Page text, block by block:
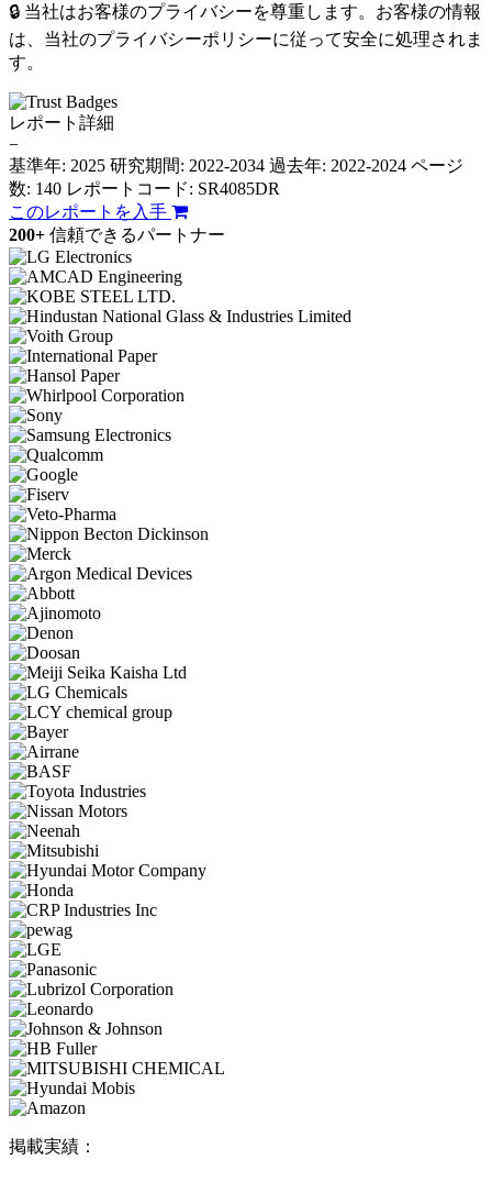
🔒 当社はお客様のプライバシーを尊重します。お客様の情報
は、当社のプライバシーポリシーに従って安全に処理されま
す。
レポート詳細
−
基準年: 2025 研究期間: 2022-2034 過去年: 2022-2024 ページ
数: 140 レポートコード: SR4085DR
このレポートを入手
200+ 信頼できるパートナー
掲載実績：